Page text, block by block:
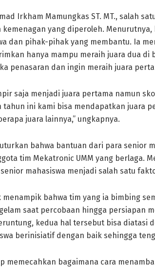
Irkham Mamungkas ST. MT., salah
kemenagan yang diperoleh.
dan pihak-pihak yang membantu. Ia
hanya mampu meraih juara dua di
penasaran dan ingin meraih juara
saja menjadi juara pertama namun
tahun ini kami bisa mendapatkan juara
juara lainnya,” ungkapnya.
bahwa bantuan dari para senior
tim Mekatronic UMM yang berlaga.
mahasiswa menjadi salah satu
menampik bahwa tim yang ia bimbing
saat percobaan hingga persiapan
kedua hal tersebut bisa diatasi
berinisiatif dengan baik sehingga
memecahkan bagaimana cara